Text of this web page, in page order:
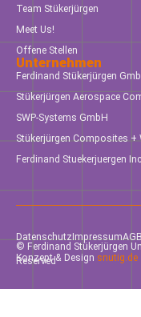
Team Stükerjürgen
Meet Us!
Offene Stellen
Unternehmen
Ferdinand Stükerjürgen
Stükerjürgen Aerospace
SWP-Systems GmbH
Stükerjürgen Composites +
Ferdinand Stuekerjuergen
DatenschutzImpressumAGB
© Ferdinand Stükerjürgen
Reserved
Konzept & Design snutig.de